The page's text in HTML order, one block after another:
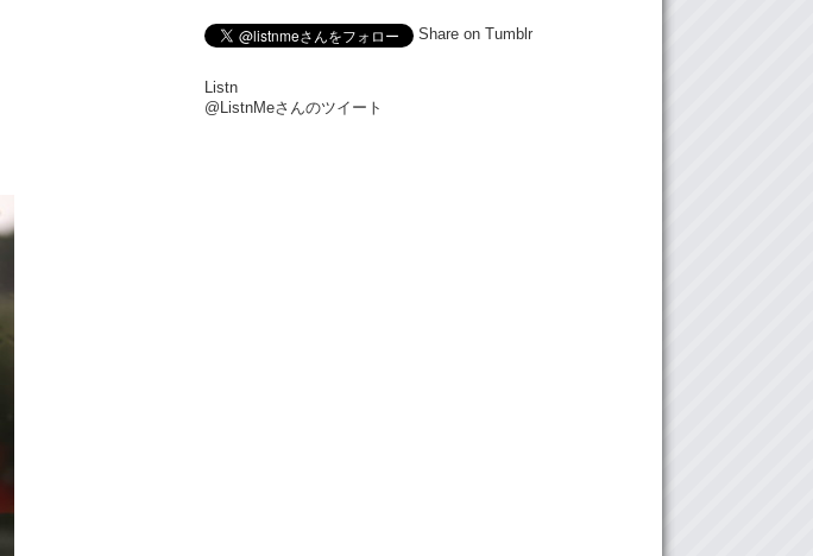
Share on Tumblr
Listn
@ListnMeさんのツイート